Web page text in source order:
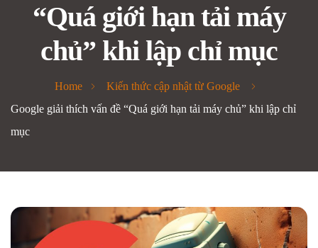
“Quá giới hạn tải máy
chủ” khi lập chỉ mục
Home
Kiến thức cập nhật từ Google
Google giải thích vấn đề “Quá giới hạn tải máy chủ” khi lập chỉ
mục